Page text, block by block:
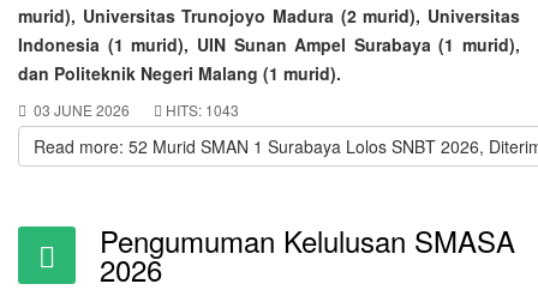
murid), Universitas Trunojoyo Madura (2 murid), Universitas
Indonesia (1 murid), UIN Sunan Ampel Surabaya (1 murid),
dan Politeknik Negeri Malang (1 murid).
03 JUNE 2026 HITS: 1043
Read more: 52 Murid SMAN 1 Surabaya Lolos SNBT 2026,
Pengumuman Kelulusan SMASA
2026